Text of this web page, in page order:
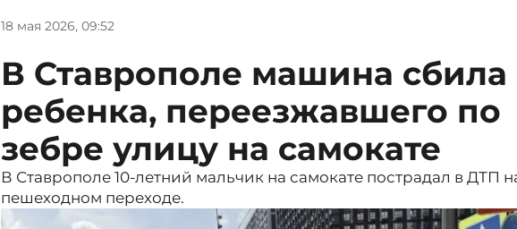
18 мая 2026, 09:52
В Ставрополе машина сбила
ребенка, переезжавшего по
зебре улицу на самокате
В Ставрополе 10-летний мальчик на самокате пострадал в ДТП
пешеходном переходе.